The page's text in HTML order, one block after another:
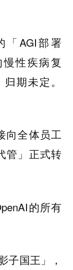
「AGI部署
性疾病复
期未定。
向全体员工
管」正式转
的所有
子国王」，